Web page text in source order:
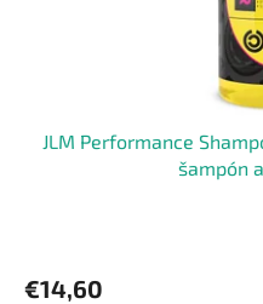
JLM Performance
šampón
€14,60